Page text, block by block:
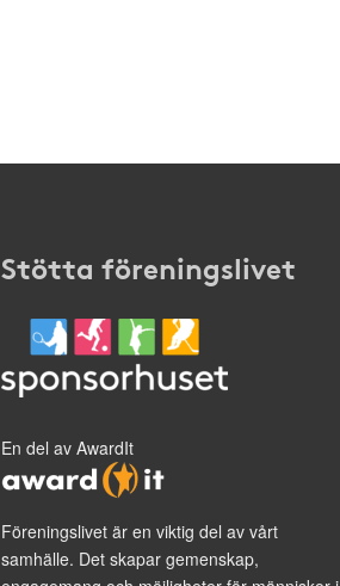
Stötta föreningslivet
En del av AwardIt
Föreningslivet är en viktig del av vårt
samhälle. Det skapar gemenskap,